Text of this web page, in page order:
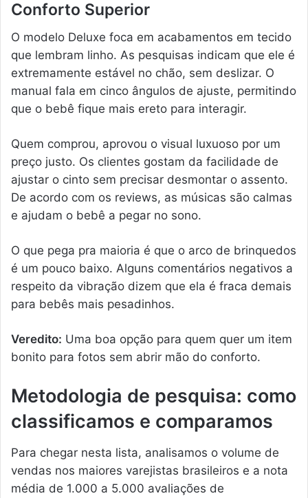
Conforto Superior
O modelo Deluxe foca em acabamentos em tecido
que lembram linho. As pesquisas indicam que ele é
extremamente estável no chão, sem deslizar. O
manual fala em cinco ângulos de ajuste, permitindo
que o bebê fique mais ereto para interagir.
Quem comprou, aprovou o visual luxuoso por um
preço justo. Os clientes gostam da facilidade de
ajustar o cinto sem precisar desmontar o assento.
De acordo com os reviews, as músicas são calmas
e ajudam o bebê a pegar no sono.
O que pega pra maioria é que o arco de brinquedos
é um pouco baixo. Alguns comentários negativos a
respeito da vibração dizem que ela é fraca demais
para bebês mais pesadinhos.
Veredito: Uma boa opção para quem quer um item
bonito para fotos sem abrir mão do conforto.
Metodologia de pesquisa: como
classificamos e comparamos
Para chegar nesta lista, analisamos o volume de
vendas nos maiores varejistas brasileiros e a nota
média de 1.000 a 5.000 avaliações de